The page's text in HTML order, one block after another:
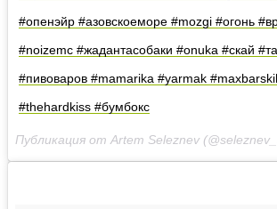
#опенэйр #азовскоеморе #mozgi #огонь
#noizemc #жадантасобаки #onuka #скай
#пивоваров #mamarika #yarmak
#thehardkiss #бумбокс
Публикация от Artem Seleznev